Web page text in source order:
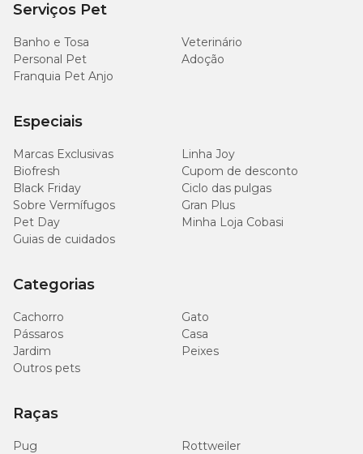
Serviços Pet
Banho e Tosa
Veterinário
Personal Pet
Adoção
Franquia Pet Anjo
Especiais
Marcas Exclusivas
Linha Joy
Biofresh
Cupom de desconto
Black Friday
Ciclo das pulgas
Sobre Vermífugos
Gran Plus
Pet Day
Minha Loja Cobasi
Guias de cuidados
Categorias
Cachorro
Gato
Pássaros
Casa
Jardim
Peixes
Outros pets
Raças
Pug
Rottweiler